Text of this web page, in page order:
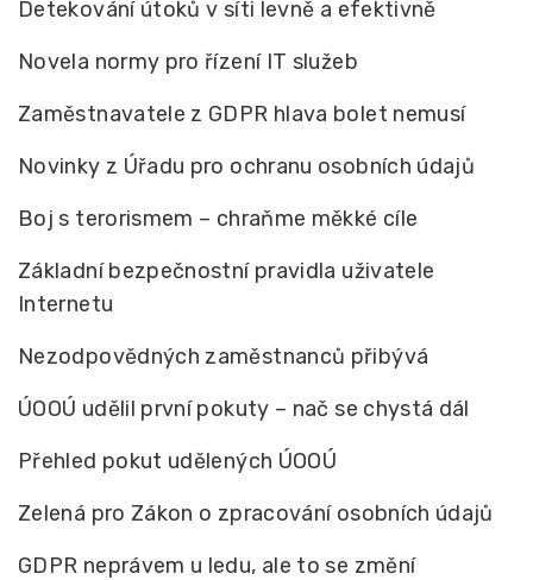
Detekování útoků v síti levně a efektivně
Novela normy pro řízení IT služeb
Zaměstnavatele z GDPR hlava bolet nemusí
Novinky z Úřadu pro ochranu osobních údajů
Boj s terorismem – chraňme měkké cíle
Základní bezpečnostní pravidla uživatele
Internetu
Nezodpovědných zaměstnanců přibývá
ÚOOÚ udělil první pokuty – nač se chystá dál
Přehled pokut udělených ÚOOÚ
Zelená pro Zákon o zpracování osobních údajů
GDPR neprávem u ledu, ale to se změní